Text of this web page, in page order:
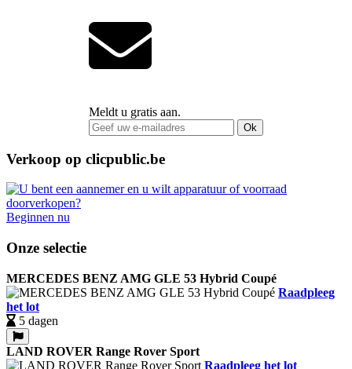
Meldt u gratis aan.
Ok
Verkoop op clicpublic.be
Beginnen nu
Onze selectie
MERCEDES BENZ AMG GLE 53 Hybrid Coupé
Raadpleeg
het lot
5 dagen
LAND ROVER Range Rover Sport
Raadpleeg het lot